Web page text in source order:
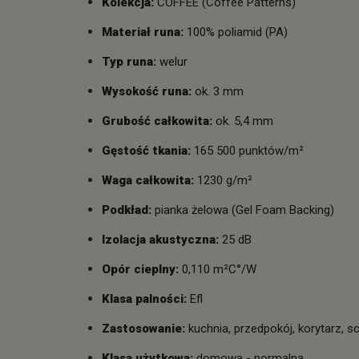
Materiał runa: 100% poliamid (PA)
Typ runa: welur
Wysokość runa: ok. 3 mm
Grubość całkowita: ok. 5,4 mm
Gęstość tkania: 165 500 punktów/m²
Waga całkowita: 1230 g/m²
Podkład: pianka żelowa (Gel Foam Backing)
Izolacja akustyczna: 25 dB
Opór cieplny: 0,110 m²C°/W
Klasa palności: Efl
Zastosowanie: kuchnia, przedpokój, korytarz,